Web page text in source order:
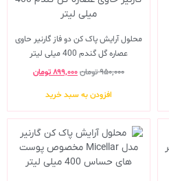
محلول آرایش پاک کن دو فاز گارنیر حاوی
عصاره گل گندم 400 میلی لیتر
۹۵۰,۰۰۰تومان۸۹۹,۰۰۰تومان
افزودن به سبد خرید